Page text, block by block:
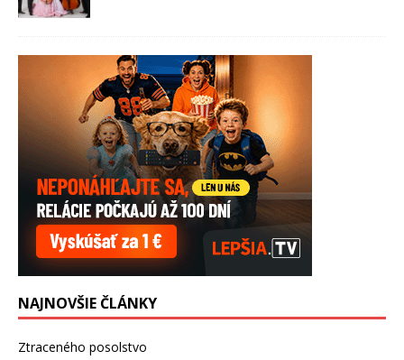
NAJNOVŠIE ČLÁNKY
Ztraceného posolstvo